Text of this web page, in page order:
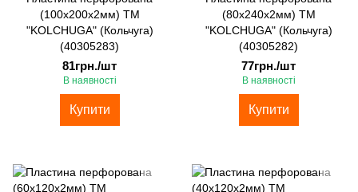
(100х200х2мм) ТМ
"KOLCHUGA" (Кольчуга)
(40305283)
81грн./шт
В наявності
Купити
(80х240х2мм) ТМ
"KOLCHUGA" (Кольчуга)
(40305282)
77грн./шт
В наявності
Купити